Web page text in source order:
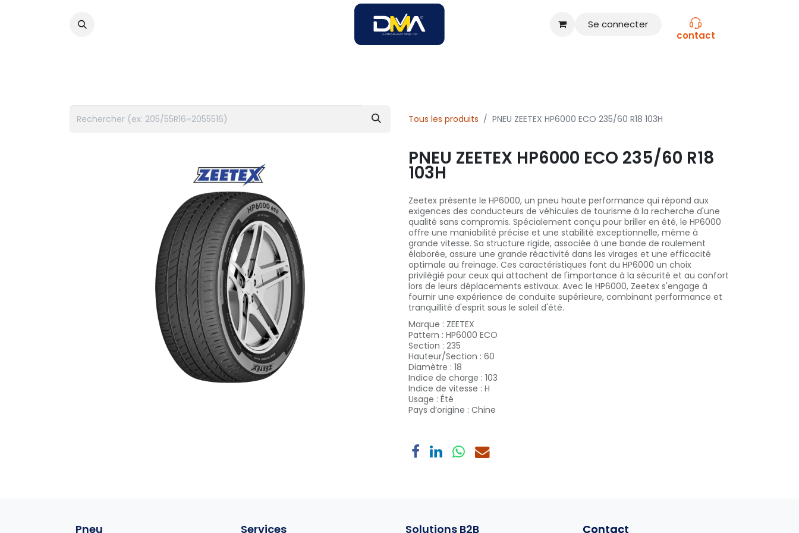
Se connecter
contact
Tous les produits PNEU ZEETEX HP6000 ECO 235/60 R18 103H
PNEU ZEETEX HP6000 ECO 235/60 R18
103H
Zeetex présente le HP6000, un pneu haute performance qui répond aux
exigences des conducteurs de véhicules de tourisme à la recherche d'une
qualité sans compromis. Spécialement conçu pour briller en été, le HP6000
offre une maniabilité précise et une stabilité exceptionnelle, même à
grande vitesse. Sa structure rigide, associée à une bande de roulement
élaborée, assure une grande réactivité dans les virages et une efficacité
optimale au freinage. Ces caractéristiques font du HP6000 un choix
privilégié pour ceux qui attachent de l'importance à la sécurité et au confort
lors de leurs déplacements estivaux. Avec le HP6000, Zeetex s'engage à
fournir une expérience de conduite supérieure, combinant performance et
tranquillité d'esprit sous le soleil d'été.
Marque : ZEETEX
Pattern : HP6000 ECO
Section : 235
Hauteur/Section : 60
Diamètre : 18
Indice de charge : 103
Indice de vitesse : H
Usage : Été
Pays d’origine : Chine
Services Solutions B2B Contact
Contact
Pneu